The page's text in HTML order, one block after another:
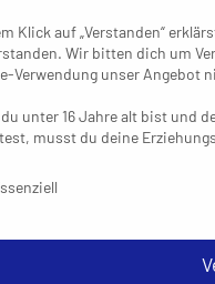
Trainer Alexander
hundertprozentige
grundsätzlich in
die
Sachen her,
Klick auf „Verstanden“
Wir bitten dich um
Verwendung unser Angebot
du unter 16 Jahre alt bist und
musst du deine
&